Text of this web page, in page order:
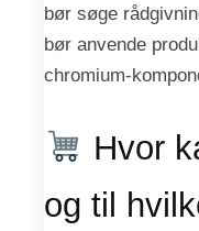
bør søge
bør anvende
chromium-
Hvor
og til